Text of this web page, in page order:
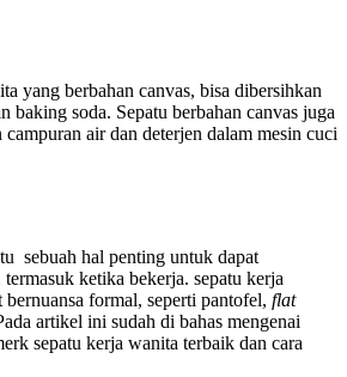
yang berbahan canvas, bisa dibersihkan
baking soda. Sepatu berbahan canvas juga
air dan deterjen dalam mesin cuci
sebuah hal penting untuk dapat
ketika bekerja. sepatu kerja
formal, seperti pantofel, flat
artikel ini sudah di bahas mengenai
sepatu kerja wanita terbaik dan cara